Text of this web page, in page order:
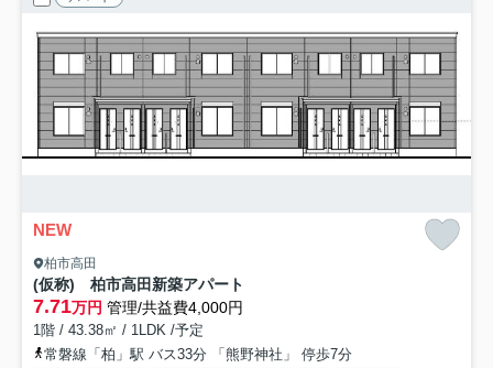
NEW
柏市高田
(仮称) 柏市高田新築アパート
7.71万円 管理/共益費4,000円
1階 / 43.38㎡ / 1LDK /予定
常磐線「柏」駅 バス33分 「熊野神社」 停歩7分